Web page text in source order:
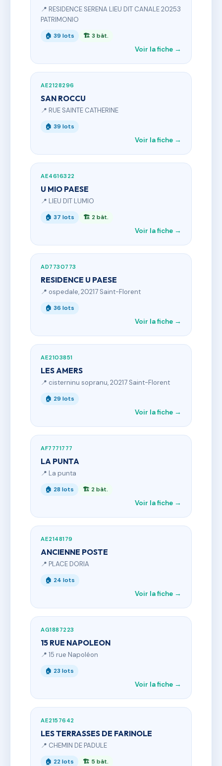
📍 RESIDENCE SERENA LIEU DIT CANALE 20253
PATRIMONIO
🏠 39 lots 🏗 3 bât.
Voir la fiche →
AE2128296
SAN ROCCU
📍 RUE SAINTE CATHERINE
🏠 39 lots
Voir la fiche →
AE4616322
U MIO PAESE
📍 LIEU DIT LUMIO
🏠 37 lots 🏗 2 bât.
Voir la fiche →
AD7730773
RESIDENCE U PAESE
📍 ospedale, 20217 Saint-Florent
🏠 36 lots
Voir la fiche →
AE2103851
LES AMERS
📍 cisterninu sopranu, 20217 Saint-Florent
🏠 29 lots
Voir la fiche →
AF7771777
LA PUNTA
📍 La punta
🏠 28 lots 🏗 2 bât.
Voir la fiche →
AE2148179
ANCIENNE POSTE
📍 PLACE DORIA
🏠 24 lots
Voir la fiche →
AG1887223
15 RUE NAPOLEON
📍 15 rue Napoléon
🏠 23 lots
Voir la fiche →
AE2157642
LES TERRASSES DE FARINOLE
📍 CHEMIN DE PADULE
🏠 22 lots 🏗 5 bât.